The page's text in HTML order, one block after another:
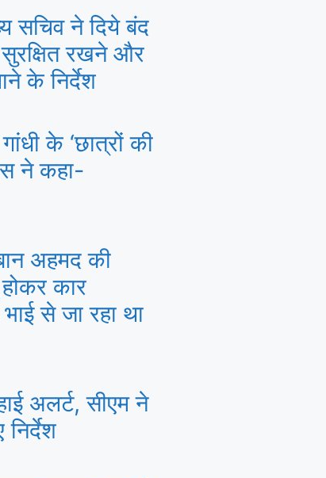
सचिव ने दिये बंद
रखने और
के निर्देश
के ‘छात्रों की
ने कहा-
अहमद की
कार
से जा रहा था
अलर्ट, सीएम ने